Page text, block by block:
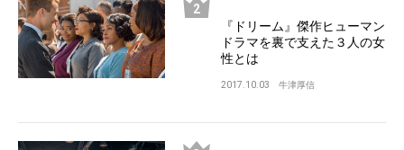
『ドリーム』傑作ヒューマン
ドラマを裏で支えた３人の女
性とは
2017.10.03 牛津厚信